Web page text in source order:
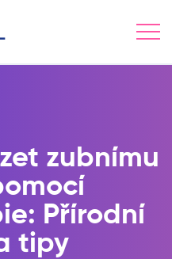
zubnímu
Přírodní
tipy